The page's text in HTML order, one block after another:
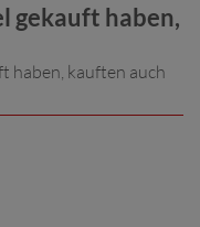
gekauft haben,
haben, kauften auch